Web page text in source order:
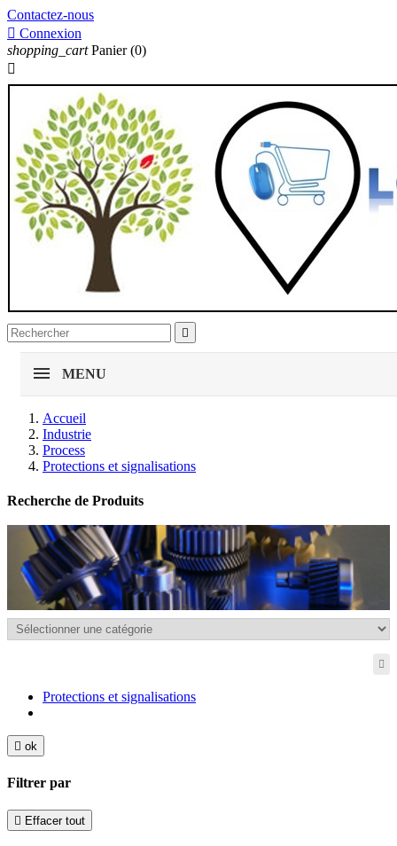
Contactez-nous
 Connexion
shopping_cart Panier (0)


MENU
Accueil
Industrie
Process
Protections et signalisations
Recherche de Produits
Protections et signalisations
 ok
Filtrer par
 Effacer tout